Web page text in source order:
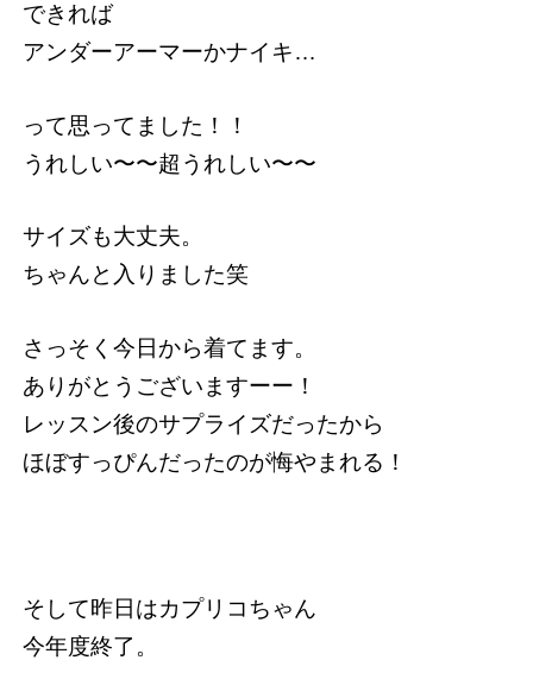
できれば
アンダーアーマーかナイキ…
って思ってました！！
うれしい〜〜超うれしい〜〜
サイズも大丈夫。
ちゃんと入りました笑
さっそく今日から着てます。
ありがとうございますーー！
レッスン後のサプライズだったから
ほぼすっぴんだったのが悔やまれる！
そして昨日はカプリコちゃん
今年度終了。